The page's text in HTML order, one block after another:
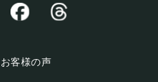
お客様の声